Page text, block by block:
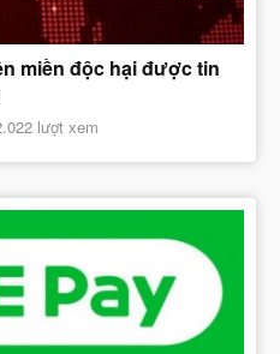
miền độc hại được tin
lượt xem